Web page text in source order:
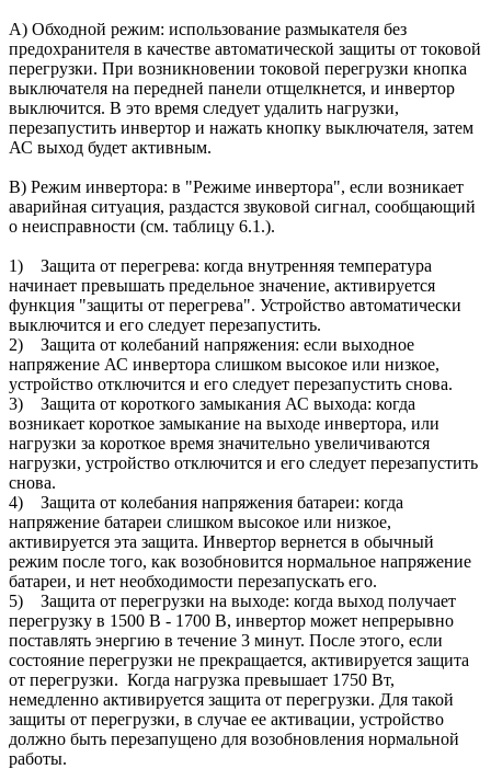
А) Обходной режим: использование размыкателя без
предохранителя в качестве автоматической защиты от токовой
перегрузки. При возникновении токовой перегрузки кнопка
выключателя на передней панели отщелкнется, и инвертор
выключится. В это время следует удалить нагрузки,
перезапустить инвертор и нажать кнопку выключателя, затем
АС выход будет активным.
В) Режим инвертора: в "Режиме инвертора", если возникает
аварийная ситуация, раздастся звуковой сигнал, сообщающий
о неисправности (см. таблицу 6.1.).
1) Защита от перегрева: когда внутренняя температура
начинает превышать предельное значение, активируется
функция "защиты от перегрева". Устройство автоматически
выключится и его следует перезапустить.
2) Защита от колебаний напряжения: если выходное
напряжение АС инвертора слишком высокое или низкое,
устройство отключится и его следует перезапустить снова.
3) Защита от короткого замыкания АС выхода: когда
возникает короткое замыкание на выходе инвертора, или
нагрузки за короткое время значительно увеличиваются
нагрузки, устройство отключится и его следует перезапустить
снова.
4) Защита от колебания напряжения батареи: когда
напряжение батареи слишком высокое или низкое,
активируется эта защита. Инвертор вернется в обычный
режим после того, как возобновится нормальное напряжение
батареи, и нет необходимости перезапускать его.
5) Защита от перегрузки на выходе: когда выход получает
перегрузку в 1500 В - 1700 В, инвертор может непрерывно
поставлять энергию в течение 3 минут. После этого, если
состояние перегрузки не прекращается, активируется защита
от перегрузки. Когда нагрузка превышает 1750 Вт,
немедленно активируется защита от перегрузки. Для такой
защиты от перегрузки, в случае ее активации, устройство
должно быть перезапущено для возобновления нормальной
работы.